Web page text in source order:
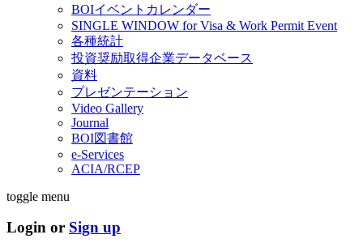
BOIイベントカレンダー
SINGLE WINDOW for Visa & Work Permit Event
各種統計
投資奨励取得企業データベース
資料
プレゼンテーション
Video Gallery
Journal
BOI図書館
e-Services
ACIA/RCEP
toggle menu
Login or Sign up